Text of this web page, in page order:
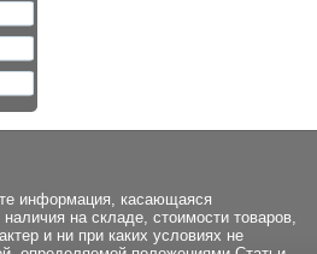
информация, касающаяся
наличия на складе, стоимости товаров,
и ни при каких условиях не